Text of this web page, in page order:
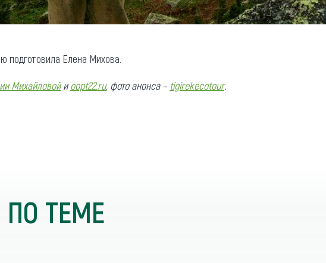
подготовила Елена Михова.
Михайловой иoopt22.ru, фото анонса – tigirekecotour.
ТЕМЕ